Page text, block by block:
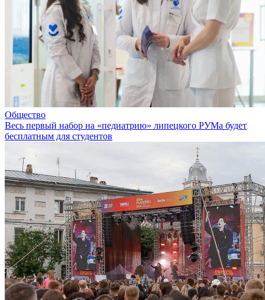
Общество
Весь первый набор на «педиатрию» липецкого РУМа будет
бесплатным для студентов